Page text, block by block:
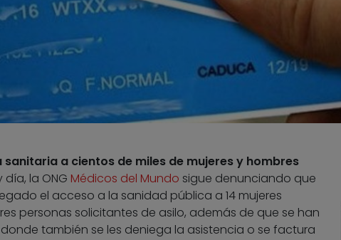
a cientos de miles de mujeres y hombres
día, la ONG Médicos del Mundo sigue denunciando que
el acceso a la sanidad pública a 14 mujeres
personas solicitantes de asilo, además de que se han
también se les deniega la asistencia o se factura